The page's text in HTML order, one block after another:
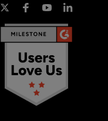
政策
处理并保存您的
处的“取消订阅”或“管
是的，让我随时了
业新闻等信息。